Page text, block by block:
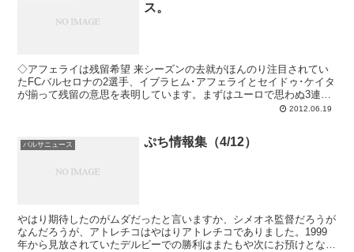
ス。
◇アフェライは残留希望 来シーズンの去就がほんのり注目されてい
たFCバルセロナの2選手、イブラヒム･アフェライとセイドゥ･ケイタ
が揃って残留の意思を表明しています。まずはユーロで思わぬ3連敗
2012.06.19
バルサニュース ぷち情報集（4/12）
やはり期待したのがムダだったと言いますか、シメオネ監督だろうが
なんだろうが、アトレチコはやはりアトレチコでありました。1999
年から見放されていたデルビーでの勝利はまたもや次にお預けとな